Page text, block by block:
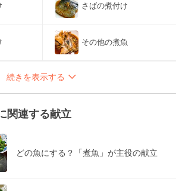
さばの煮付け
その他の煮魚
続きを表示する
関連する献立
どの魚にする？「煮魚」が主役の献立